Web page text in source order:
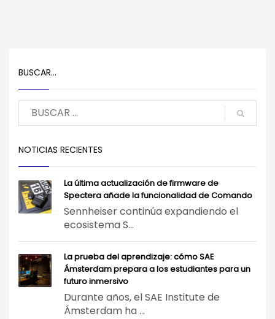
BUSCAR…
NOTICIAS RECIENTES
La última actualización de firmware de
Spectera añade la funcionalidad de Comando
Sennheiser continúa expandiendo el
ecosistema S...
La prueba del aprendizaje: cómo SAE
Ámsterdam prepara a los estudiantes para un
futuro inmersivo
Durante años, el SAE Institute de
Ámsterdam ha ...